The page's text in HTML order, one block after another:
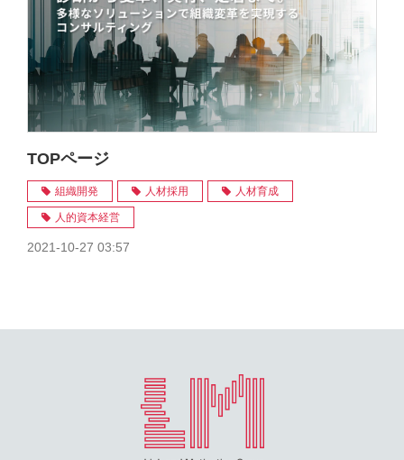
TOPページ
組織開発 人材採用 人材育成
人的資本経営
2021-10-27 03:57